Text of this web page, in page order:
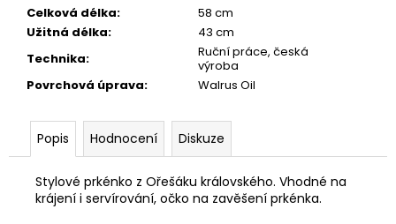
Celková délka:
58 cm
Užitná délka:
43 cm
Technika:
Ruční práce, česká
výroba
Povrchová úprava: Walrus Oil
Popis Hodnocení Diskuze
Stylové prkénko z Ořešáku královského. Vhodné na
krájení i servírování, očko na zavěšení prkénka.
BOHEMIA
Kč